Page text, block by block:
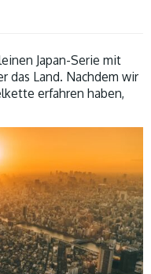
Japan-Serie mit
das Land. Nachdem wir
erfahren haben,